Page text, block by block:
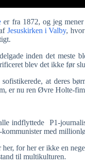
er fra 1872, og jeg
Jesuskirken i Valby,
inden det meste
blev det ikke før
at deres
er nu ren Øvre Holte-
indflyttede P1-
med
for her er ikke en
til multikulturen.